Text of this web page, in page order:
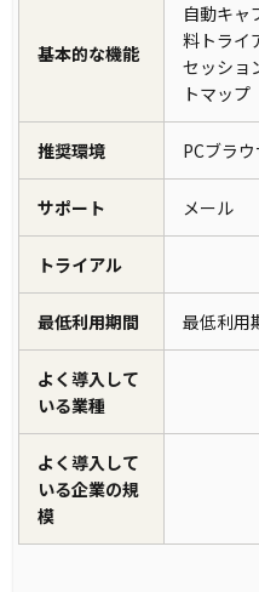
基本的な機能
自動キ
料トラ
セッショ
トマッ
推奨環境 PCブラ
サポート メール
トライアル
最低利用期間 最低利用
よく導入して
いる業種
よく導入して
いる企業の規
模